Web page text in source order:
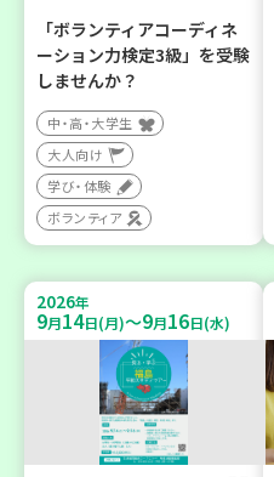
「ボランティアコーディネ
ーション力検定3級」を受験
しませんか？
中・高・大学生
大人向け
学び・体験
ボランティア
2026年
9月14日(月)～9月16日(水)